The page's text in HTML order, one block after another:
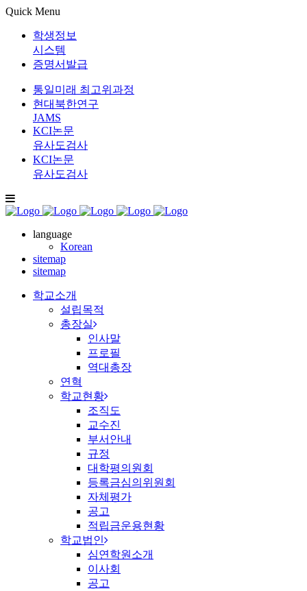
Quick Menu
학생정보
시스템
증명서발급
통일미래 최고위과정
현대북한연구
JAMS
KCI논문
유사도검사
KCI논문
유사도검사
language
Korean
sitemap
sitemap
학교소개
설립목적
총장실
인사말
프로필
역대총장
연혁
학교현황
조직도
교수진
부서안내
규정
대학평의원회
등록금심의위원회
자체평가
공고
적립금운용현황
학교법인
심연학원소개
이사회
공고